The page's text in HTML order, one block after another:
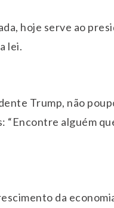
hoje serve ao
lei.
Trump, não
alguém
da